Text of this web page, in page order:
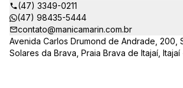
(47) 3349-0211
(47) 98435-5444
contato@manicamarin.com.br
Avenida Carlos Drumond de Andrade, 200,
Solares da Brava, Praia Brava de Itajaí,